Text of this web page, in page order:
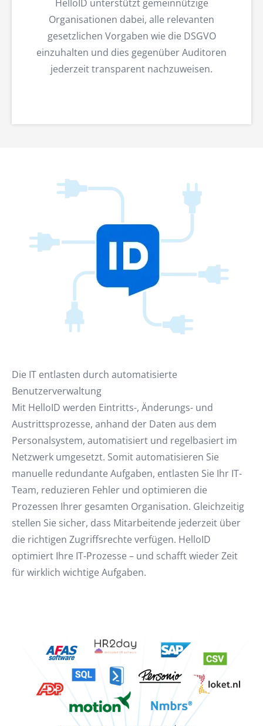
HelloID unterstützt gemeinnützige
Organisationen dabei, alle relevanten
gesetzlichen Vorgaben wie die DSGVO
einzuhalten und dies gegenüber Auditoren
jederzeit transparent nachzuweisen.
Die IT entlasten durch automatisierte
Benutzerverwaltung
Mit HelloID werden Eintritts-, Änderungs- und
Austrittsprozesse, anhand der Daten aus dem
Personalsystem, automatisiert und regelbasiert im
Netzwerk umgesetzt. Somit automatisieren Sie
manuelle redundante Aufgaben, entlasten Sie Ihr IT-
Team, reduzieren Fehler und optimieren die
Prozessen Ihrer gesamten Organisation. Gleichzeitig
stellen Sie sicher, dass Mitarbeitende jederzeit über
die richtigen Zugriffsrechte verfügen. HelloID
optimiert Ihre IT-Prozesse – und schafft wieder Zeit
für wirklich wichtige Aufgaben.